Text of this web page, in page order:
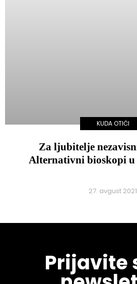
KUDA OTIĆI
Za ljubitelje
Alternativni bioskopi u
27. avgust 2021
Prijavite